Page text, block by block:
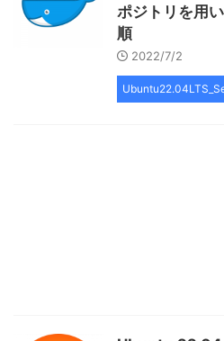
ポジトリを用
順
2022/7/2